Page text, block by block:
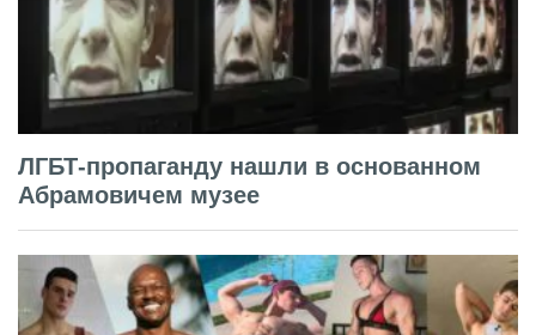
ЛГБТ-пропаганду нашли в основанном
Абрамовичем музее